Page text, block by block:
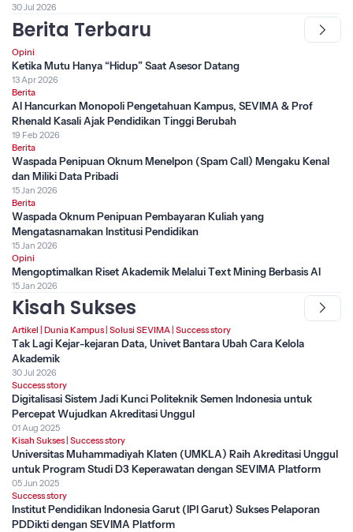
30 Jul 2026
Berita Terbaru
Opini
Ketika Mutu Hanya “Hidup” Saat Asesor Datang
13 Apr 2026
Berita
AI Hancurkan Monopoli Pengetahuan Kampus, SEVIMA & Prof
Rhenald Kasali Ajak Pendidikan Tinggi Berubah
19 Feb 2026
Berita
Waspada Penipuan Oknum Menelpon (Spam Call) Mengaku Kenal
dan Miliki Data Pribadi
15 Jan 2026
Berita
Waspada Oknum Penipuan Pembayaran Kuliah yang
Mengatasnamakan Institusi Pendidikan
15 Jan 2026
Opini
Mengoptimalkan Riset Akademik Melalui Text Mining Berbasis AI
15 Jan 2026
Kisah Sukses
Artikel Dunia Kampus Solusi SEVIMA Success story
Tak Lagi Kejar-kejaran Data, Univet Bantara Ubah Cara Kelola
Akademik
30 Jul 2026
Success story
Digitalisasi Sistem Jadi Kunci Politeknik Semen Indonesia untuk
Percepat Wujudkan Akreditasi Unggul
01 Aug 2025
Kisah Sukses Success story
Universitas Muhammadiyah Klaten (UMKLA) Raih Akreditasi Unggul
untuk Program Studi D3 Keperawatan dengan SEVIMA Platform
05 Jun 2025
Success story
Institut Pendidikan Indonesia Garut (IPI Garut) Sukses Pelaporan
PDDikti dengan SEVIMA Platform